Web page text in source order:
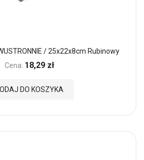
/ 25x22x8cm Rubinowy
Cena: 18,29 zł
DO KOSZYKA